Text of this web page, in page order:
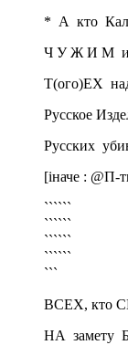
* А кто
Ч У Ж И М и
Т(ого)ЕХ
Русское
Русских
[iначе : @П-
``````
``````
``````
``````
```
ВСЕХ, кто
НА замету